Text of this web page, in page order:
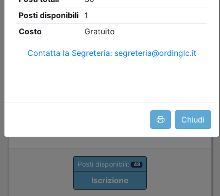
Chiudi
LA CULTURA DELLA SICUREZZA:
CONOSCENZA, COMPETENZA E
QUALIFICAZIONE
Crediti:6 cfp
- professionisti appartenenti all'Ordine organizzatore
Posti disponibili: 48
Iscrizione